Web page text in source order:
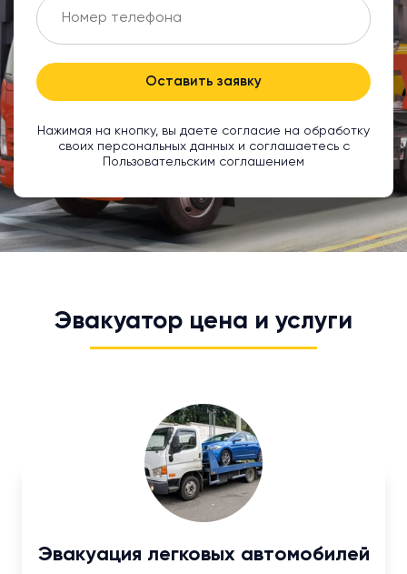
Оставить заявку
Нажимая на кнопку, вы даете согласие на обработку
своих персональных данных и соглашаетесь с
Пользовательским соглашением
Эвакуатор цена и услуги
Эвакуация легковых автомобилей